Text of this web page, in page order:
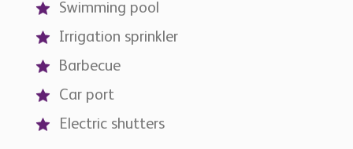
Swimming pool
Irrigation sprinkler
Barbecue
Car port
Electric shutters